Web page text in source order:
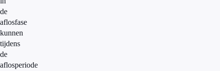
de
aflosfase
kunnen
tijdens
de
aflosperiode